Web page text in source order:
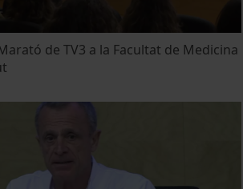
de TV3 a la Facultat de Medicina